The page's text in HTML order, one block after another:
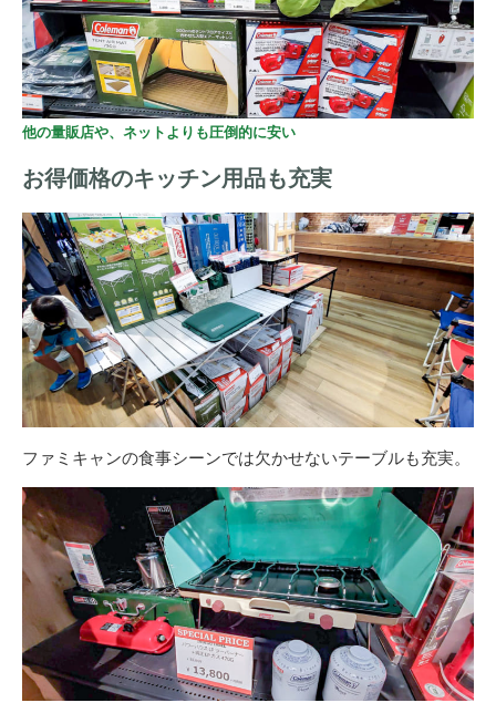
他の量販店や、ネットよりも圧倒的に安い
お得価格のキッチン用品も充実
ファミキャンの食事シーンでは欠かせないテーブルも充実。